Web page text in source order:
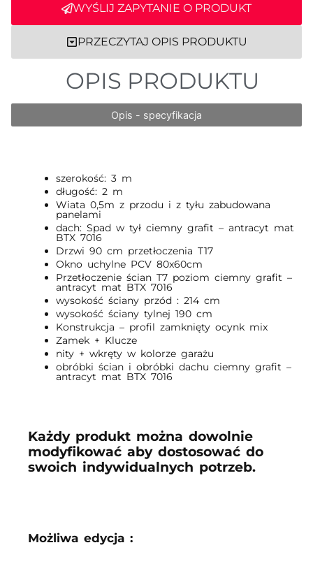
WYŚLIJ ZAPYTANIE O PRODUKT
PRZECZYTAJ OPIS PRODUKTU
OPIS PRODUKTU
Opis - specyfikacja
szerokość: 3 m
długość: 2 m
Wiata 0,5m z przodu i z tyłu zabudowana
panelami
dach: Spad w tył ciemny grafit – antracyt mat
BTX 7016
Drzwi 90 cm przetłoczenia T17
Okno uchylne PCV 80x60cm
Przetłoczenie ścian T7 poziom ciemny grafit –
antracyt mat BTX 7016
wysokość ściany przód : 214 cm
wysokość ściany tylnej 190 cm
Konstrukcja – profil zamknięty ocynk mix
Zamek + Klucze
nity + wkręty w kolorze garażu
obróbki ścian i obróbki dachu ciemny grafit –
antracyt mat BTX 7016
Każdy produkt można dowolnie
modyfikować aby dostosować do
swoich indywidualnych potrzeb.
Możliwa edycja :